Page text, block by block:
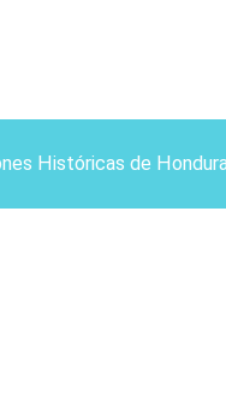
Históricas de